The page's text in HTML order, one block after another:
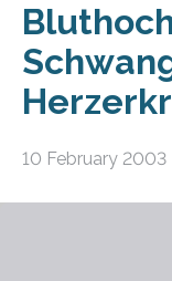
10 February 2003